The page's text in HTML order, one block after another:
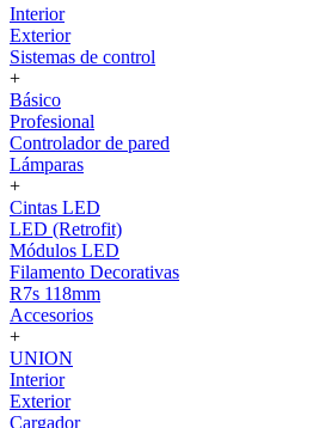
Interior
Exterior
Sistemas de control
+
Básico
Profesional
Controlador de pared
Lámparas
+
Cintas LED
LED (Retrofit)
Módulos LED
Filamento Decorativas
R7s 118mm
Accesorios
+
UNION
Interior
Exterior
Cargador